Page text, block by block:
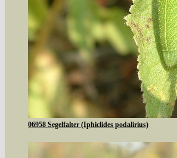
06958 Segelfalter (Iphiclides podalirius)